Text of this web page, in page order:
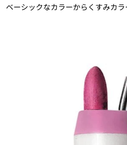
ベーシックなカラーからくすみカラ